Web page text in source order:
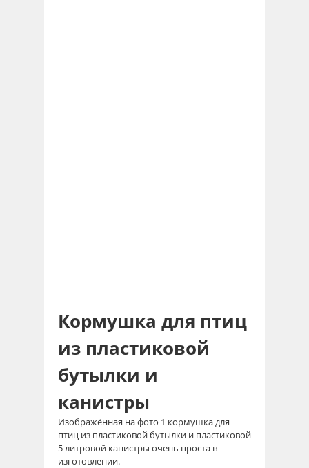
Кормушка для птиц
из пластиковой
бутылки и
канистры
Изображённая на фото 1 кормушка для
птиц из пластиковой бутылки и пластиковой
5 литровой канистры очень проста в
изготовлении.